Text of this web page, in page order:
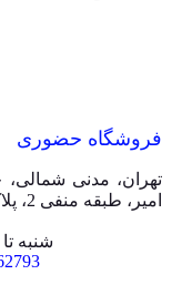
فروشگاه حضوری
تهران، مدنی
امیر، طبقه منفی 2، پلاک 24، احسان مارکت
شنبه تا